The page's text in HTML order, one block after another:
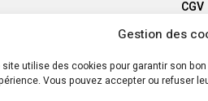
Gestion des
site utilise des cookies pour garantir son
Vous pouvez accepter ou refuser
CGV